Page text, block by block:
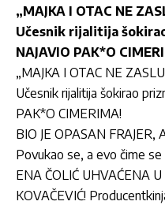
„MAJKA I OTAC NE
Učesnik rijalitija
NAJAVIO PAK*O
„MAJKA I OTAC NE
Učesnik rijalitija šokirao
PAK*O CIMERIMA!
BIO JE OPASAN FRAJER,
Povukao se, a evo čime
ENA ČOLIĆ UHVAĆENA
KOVAČEVIĆ!